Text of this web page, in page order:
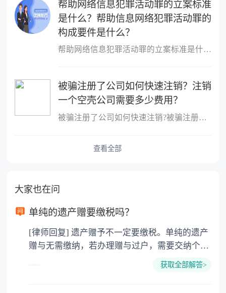
帮助网络信息犯罪活动罪的立案标准
是什么？帮助信息网络犯罪活动罪的
构成要件是什么？
帮助网络信息犯罪活动罪的立案标准是什么？帮助网络信息犯罪活动罪
被骗注册了公司如何快速注销？注销
一个空壳公司需要多少费用？
被骗注册了公司如何快速注销?被骗注册公司想注销该公司的注销流程：
查看全部
大家也在问
单纯的遗产赠要缴税吗？
[律师回复] 遗产赠予不一定要缴税。单纯的遗产
赠与无需缴纳，若办理赠与过户，需要交纳个人
所得税、契税和公证费。赠与过户是没有增值税
获取全部解答>